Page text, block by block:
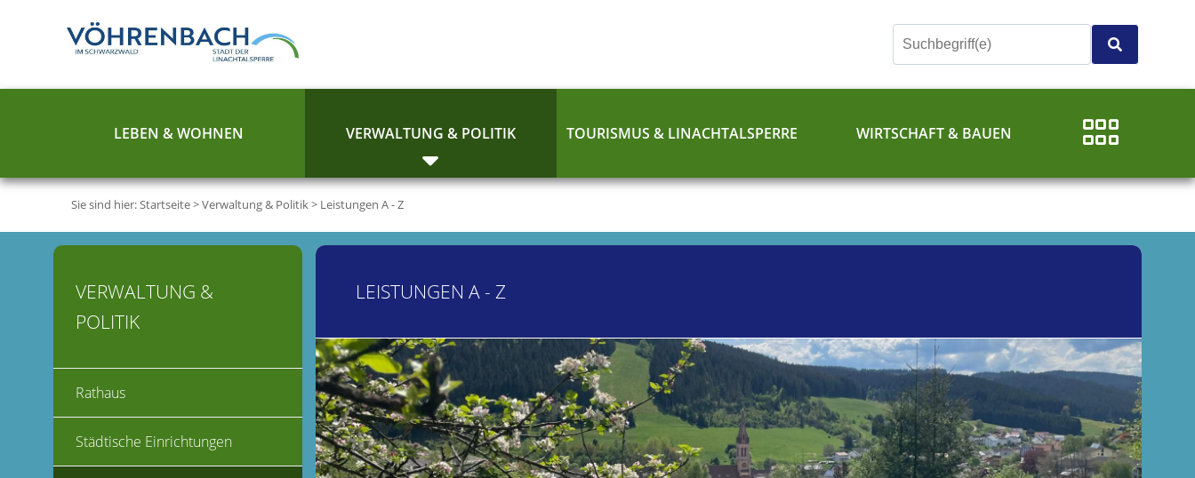
LEBEN & WOHNEN VERWALTUNG & POLITIK TOURISMUS & LINACHTALSPERRE WIRTSCHAFT & BAUEN
Sie sind hier:Startseite>Verwaltung & Politik> Leistungen A - Z
LEISTUNGEN A - Z
VERWALTUNG &
POLITIK
Rathaus
Städtische Einrichtungen